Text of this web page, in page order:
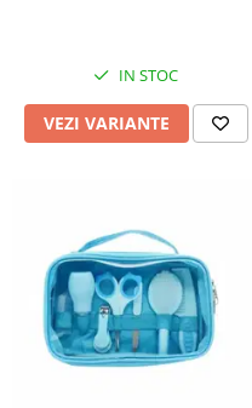
IN STOC
VEZI VARIANTE